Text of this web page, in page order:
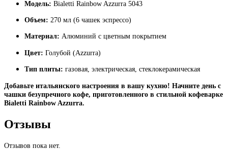
Модель: Bialetti Rainbow Azzurra 5043
Объем: 270 мл (6 чашек эспрессо)
Материал: Алюминий с цветным покрытием
Цвет: Голубой (Azzurra)
Тип плиты: газовая, электрическая, стеклокерамическая
Добавьте итальянского настроения в вашу кухню! Начните день с
чашки безупречного кофе, приготовленного в стильной кофеварке
Bialetti Rainbow Azzurra.
Отзывы
Отзывов пока нет.